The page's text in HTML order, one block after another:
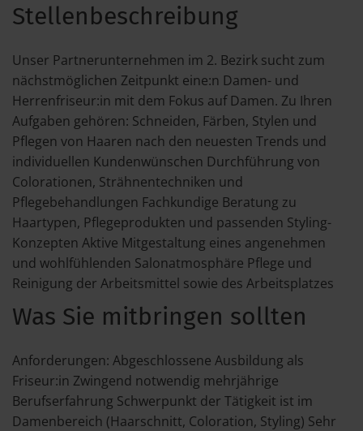
Stellenbeschreibung
Unser Partnerunternehmen im 2. Bezirk sucht zum
nächstmöglichen Zeitpunkt eine:n Damen- und
Herrenfriseur:in mit dem Fokus auf Damen. Zu Ihren
Aufgaben gehören: Schneiden, Färben, Stylen und
Pflegen von Haaren nach den neuesten Trends und
individuellen Kundenwünschen Durchführung von
Colorationen, Strähnentechniken und
Pflegebehandlungen Fachkundige Beratung zu
Haartypen, Pflegeprodukten und passenden Styling-
Konzepten Aktive Mitgestaltung eines angenehmen
und wohlfühlenden Salonatmosphäre Pflege und
Reinigung der Arbeitsmittel sowie des Arbeitsplatzes
Was Sie mitbringen sollten
Anforderungen: Abgeschlossene Ausbildung als
Friseur:in Zwingend notwendig mehrjährige
Berufserfahrung Schwerpunkt der Tätigkeit ist im
Damenbereich (Haarschnitt, Coloration, Styling) Sehr